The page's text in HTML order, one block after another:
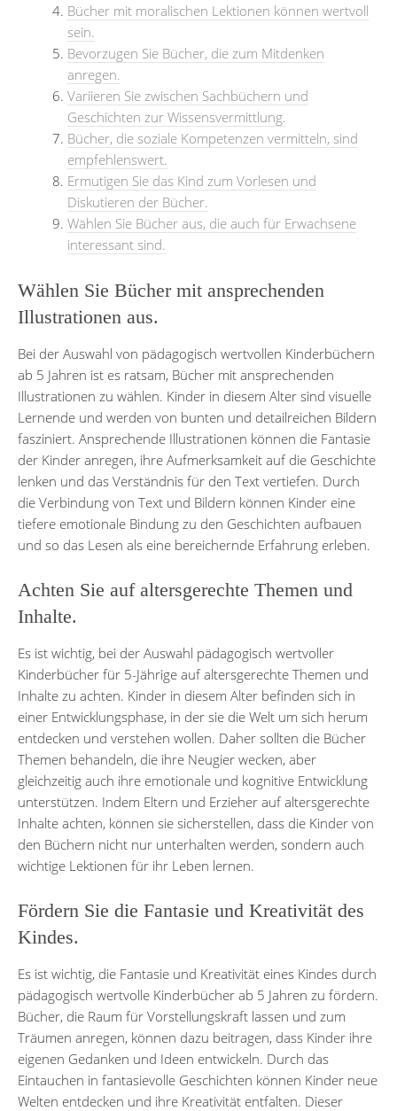
Bücher mit moralischen Lektionen können wertvoll
sein.
Bevorzugen Sie Bücher, die zum Mitdenken
anregen.
Variieren Sie zwischen Sachbüchern und
Geschichten zur Wissensvermittlung.
Bücher, die soziale Kompetenzen vermitteln, sind
empfehlenswert.
Ermutigen Sie das Kind zum Vorlesen und
Diskutieren der Bücher.
Wählen Sie Bücher aus, die auch für Erwachsene
interessant sind.
Wählen Sie Bücher mit ansprechenden
Illustrationen aus.
Bei der Auswahl von pädagogisch wertvollen Kinderbüchern
ab 5 Jahren ist es ratsam, Bücher mit ansprechenden
Illustrationen zu wählen. Kinder in diesem Alter sind visuelle
Lernende und werden von bunten und detailreichen Bildern
fasziniert. Ansprechende Illustrationen können die Fantasie
der Kinder anregen, ihre Aufmerksamkeit auf die Geschichte
lenken und das Verständnis für den Text vertiefen. Durch
die Verbindung von Text und Bildern können Kinder eine
tiefere emotionale Bindung zu den Geschichten aufbauen
und so das Lesen als eine bereichernde Erfahrung erleben.
Achten Sie auf altersgerechte Themen und
Inhalte.
Es ist wichtig, bei der Auswahl pädagogisch wertvoller
Kinderbücher für 5-Jährige auf altersgerechte Themen und
Inhalte zu achten. Kinder in diesem Alter befinden sich in
einer Entwicklungsphase, in der sie die Welt um sich herum
entdecken und verstehen wollen. Daher sollten die Bücher
Themen behandeln, die ihre Neugier wecken, aber
gleichzeitig auch ihre emotionale und kognitive Entwicklung
unterstützen. Indem Eltern und Erzieher auf altersgerechte
Inhalte achten, können sie sicherstellen, dass die Kinder von
den Büchern nicht nur unterhalten werden, sondern auch
wichtige Lektionen für ihr Leben lernen.
Fördern Sie die Fantasie und Kreativität des
Kindes.
Es ist wichtig, die Fantasie und Kreativität eines Kindes durch
pädagogisch wertvolle Kinderbücher ab 5 Jahren zu fördern.
Bücher, die Raum für Vorstellungskraft lassen und zum
Träumen anregen, können dazu beitragen, dass Kinder ihre
eigenen Gedanken und Ideen entwickeln. Durch das
Eintauchen in fantasievolle Geschichten können Kinder neue
Welten entdecken und ihre Kreativität entfalten. Dieser